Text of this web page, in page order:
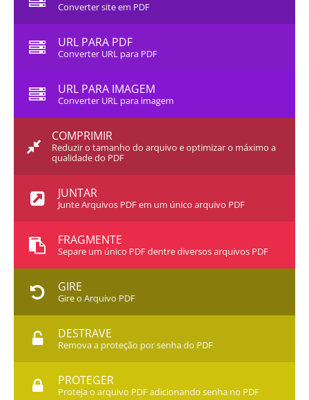
Converter site em PDF
URL PARA PDF
Converter URL para PDF
URL PARA IMAGEM
Converter URL para imagem
COMPRIMIR
Reduzir o tamanho do arquivo e optimizar o máximo a
qualidade do PDF
JUNTAR
Junte Arquivos PDF em um único arquivo PDF
FRAGMENTE
Separe um único PDF dentre diversos arquivos PDF
GIRE
Gire o Arquivo PDF
DESTRAVE
Remova a proteção por senha do PDF
PROTEGER
Proteja o arquivo PDF adicionando senha no PDF